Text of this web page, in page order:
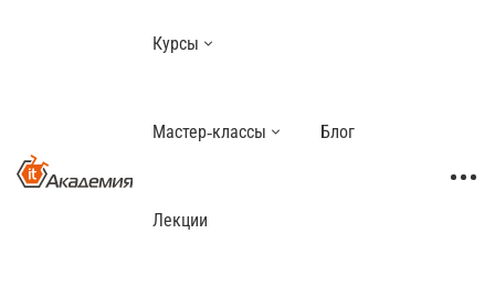
Курсы
Мастер-классы Блог
Лекции